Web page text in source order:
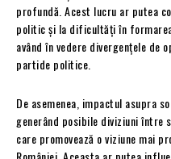
profundă. Acest lucru ar putea
politic și la dificultăți în
având în vedere divergențele
partide politice.
De asemenea, impactul asupra
generând posibile diviziuni
care promovează o viziune mai